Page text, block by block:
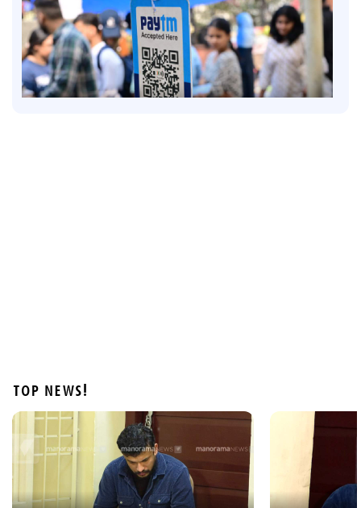
Politics
തൂഫാനെ പോലെ ആയങ്കിയെ തൂക്കണം,
തൂക്കിക്കൊല്ലരുത്: എം.വി.ജയരാജന്‍
11 hours ago
TOP NEWS!